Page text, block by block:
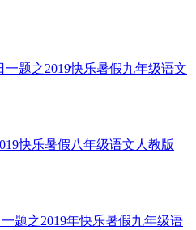
题之2019快乐暑假九年级语文​
快乐暑假八年级语文人教版
题之2019年快乐暑假九年级语